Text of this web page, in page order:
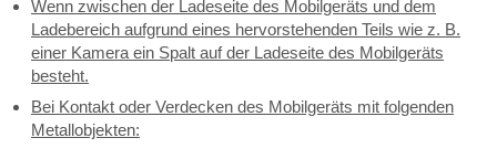
Wenn zwischen der Ladeseite des Mobilgeräts und dem
Ladebereich aufgrund eines hervorstehenden Teils wie z. B.
einer Kamera ein Spalt auf der Ladeseite des Mobilgeräts
besteht.
Bei Kontakt oder Verdecken des Mobilgeräts mit folgenden
Metallobjekten: